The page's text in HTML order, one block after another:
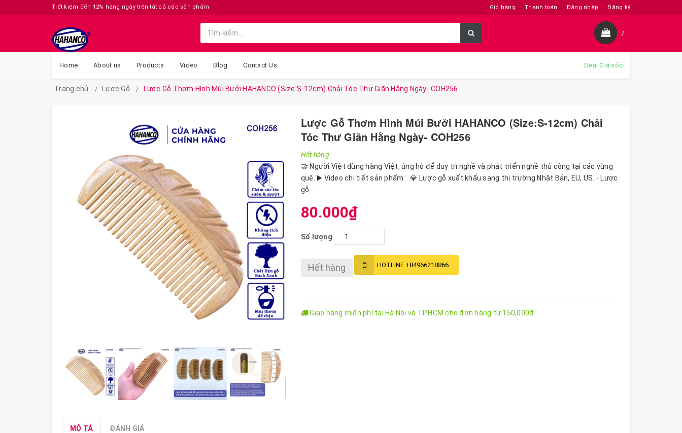
Giỏ hàng Thanh toán Đăng nhập Đăng ký
Tiết kiệm đến 12% hàng ngày trên tất cả các sản phẩm
/
Home About us Products Video Blog Contact Us Deal Giá sốc
Trang chủ Lược Gỗ Lược Gỗ Thơm Hình Múi Bưởi HAHANCO (Size:S-12cm) Chải Tóc Thư Giãn Hằng Ngày- COH256
Lược Gỗ Thơm Hình Múi Bưởi HAHANCO (Size:S-12cm) Chải
Tóc Thư Giãn Hằng Ngày- COH256
Hết hàng
🤝 Người Việt dùng hàng Việt, ủng hộ để duy trì nghề và phát triển nghề thủ công tại các vùng
quê. ▶️ Video chi tiết sản phẩm: 💎 Lược gỗ xuất khẩu sang thị trường Nhật Bản, EU, US. - Lược
gỗ...
80.000₫
Số lượng
Hết hàng HOTLINE +84966218866
Giao hàng miễn phí tại Hà Nội và TP.HCM cho đơn hàng từ 150,000đ
MÔ TẢ ĐÁNH GIÁ